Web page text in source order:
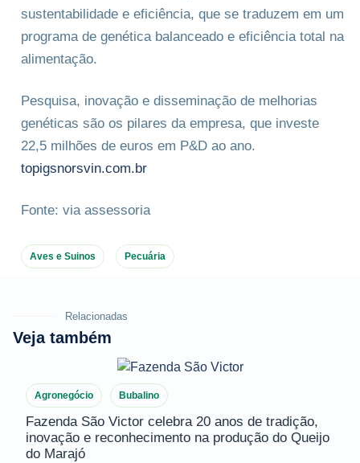
sustentabilidade e eficiência, que se traduzem em um
programa de genética balanceado e eficiência total na
alimentação.
Pesquisa, inovação e disseminação de melhorias
genéticas são os pilares da empresa, que investe
22,5 milhões de euros em P&D ao ano.
topigsnorsvin.com.br
Fonte: via assessoria
Aves e Suinos Pecuária
Relacionadas
Veja também
Agronegócio Bubalino
Fazenda São Victor celebra 20 anos de tradição,
inovação e reconhecimento na produção do Queijo
do Marajó